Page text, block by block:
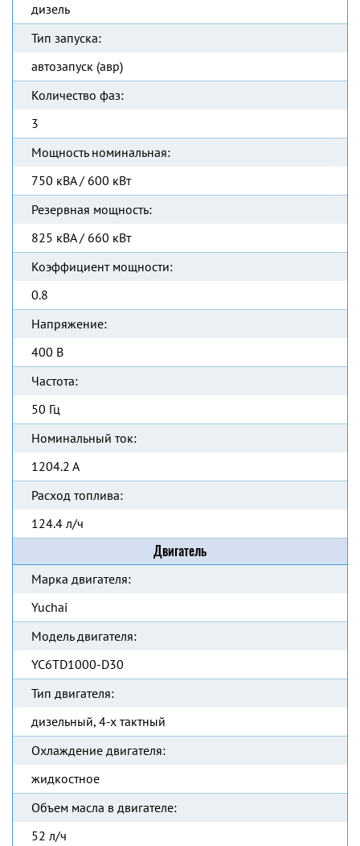
дизель
Тип запуска:
автозапуск (авр)
Количество фаз:
3
Мощность номинальная:
750 кВА / 600 кВт
Резервная мощность:
825 кВА / 660 кВт
Коэффициент мощности:
0.8
Напряжение:
400 В
Частота:
50 Гц
Номинальный ток:
1204.2 А
Расход топлива:
124.4 л/ч
Двигатель
Марка двигателя:
Yuchai
Модель двигателя:
YC6TD1000-D30
Тип двигателя:
дизельный, 4-х тактный
Охлаждение двигателя:
жидкостное
Объем масла в двигателе:
52 л/ч